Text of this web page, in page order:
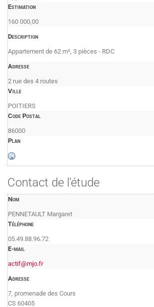
Estimation
160 000,00
Description
Appartement de 62 m², 3 pièces - RDC
Adresse
2 rue des 4 routes
Ville
POITIERS
Code Postal
86000
Plan
Contact de l'étude
Nom
PENNETAULT Margaret
Téléphone
05.49.88.96.72
E-mail
actif@mjo.fr
Adresse
7, promenade des Cours
CS 60405